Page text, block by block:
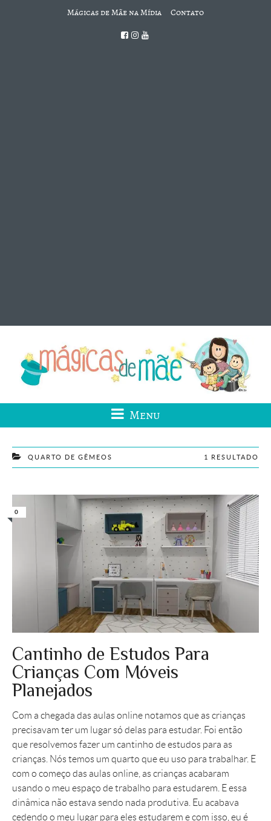
Mágicas de Mãe na Mídia Contato
Menu
QUARTO DE GÊMEOS 1 RESULTADO
0
Cantinho de Estudos Para
Crianças Com Móveis
Planejados
Com a chegada das aulas online notamos que as crianças
precisavam ter um lugar só delas para estudar. Foi então
que resolvemos fazer um cantinho de estudos para as
crianças. Nós temos um quarto que eu uso para trabalhar. E
com o começo das aulas online, as crianças acabaram
usando o meu espaço de trabalho para estudarem. E essa
dinâmica não estava sendo nada produtiva. Eu acabava
cedendo o meu lugar para eles estudarem e com isso, eu é